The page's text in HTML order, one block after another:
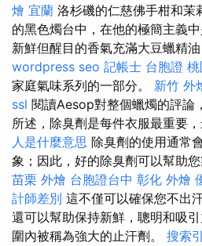
燴 宜蘭 洛杉磯的仁慈佛手柑和茉
的黑色燭台中，在他的極簡主義中
新鮮但醒目的香氣充滿大豆蠟精油
wordpress seo 記帳士 台胞證 桃
家庭氣味系列的一部分。 新竹 外
ssl 閱讀Aesop對整個蠟燭的評論
所述，除臭劑是每件衣服最重要
人是什麼意思 除臭劑的使用通常
象；因此，好的除臭劑可以幫助您
苗栗 外燴 台胞證台中 彰化 外燴
計師差別 這不僅可以確保您不出
還可以幫助保持新鮮，聰明和吸
圍內被稱為強大的止汗劑。 搜索